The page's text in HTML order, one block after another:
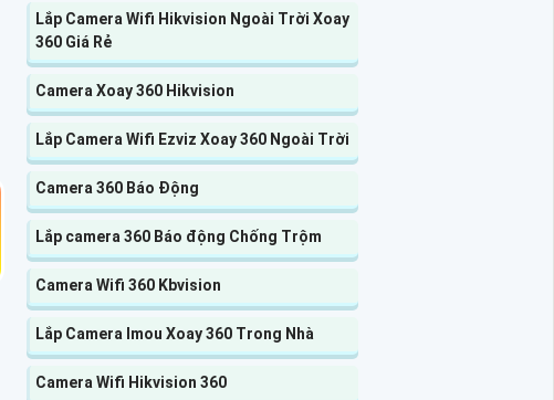
Lắp Camera Wifi Hikvision Ngoài Trời Xoay
360 Giá Rẻ
Camera Xoay 360 Hikvision
Lắp Camera Wifi Ezviz Xoay 360 Ngoài Trời
Camera 360 Báo Động
Lắp camera 360 Báo động Chống Trộm
Camera Wifi 360 Kbvision
Lắp Camera Imou Xoay 360 Trong Nhà
Camera Wifi Hikvision 360